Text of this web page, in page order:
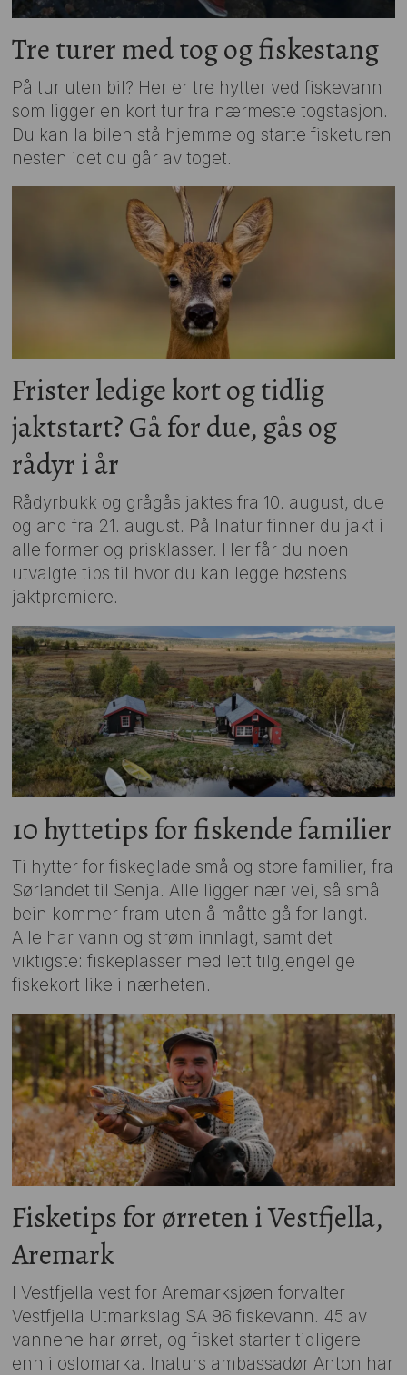
Tre turer med tog og fiskestang
På tur uten bil? Her er tre hytter ved fiskevann
som ligger en kort tur fra nærmeste togstasjon.
Du kan la bilen stå hjemme og starte fisketuren
nesten idet du går av toget.
Frister ledige kort og tidlig
jaktstart? Gå for due, gås og
rådyr i år
Rådyrbukk og grågås jaktes fra 10. august, due
og and fra 21. august. På Inatur finner du jakt i
alle former og prisklasser. Her får du noen
utvalgte tips til hvor du kan legge høstens
jaktpremiere.
10 hyttetips for fiskende familier
Ti hytter for fiskeglade små og store familier, fra
Sørlandet til Senja. Alle ligger nær vei, så små
bein kommer fram uten å måtte gå for langt.
Alle har vann og strøm innlagt, samt det
viktigste: fiskeplasser med lett tilgjengelige
fiskekort like i nærheten.
Fisketips for ørreten i Vestfjella,
Aremark
I Vestfjella vest for Aremarksjøen forvalter
Vestfjella Utmarkslag SA 96 fiskevann. 45 av
vannene har ørret, og fisket starter tidligere
enn i oslomarka. Inaturs ambassadør Anton har